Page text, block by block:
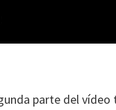
parte del